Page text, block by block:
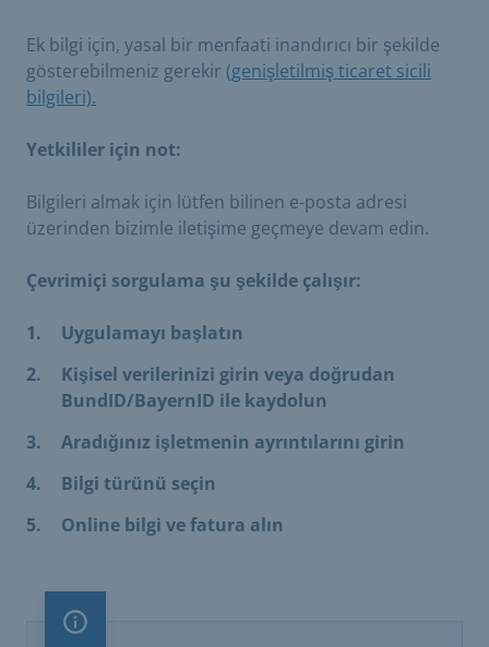
Ek bilgi için, yasal bir menfaati inandırıcı bir şekilde
gösterebilmeniz gerekir (genişletilmiş ticaret sicili
bilgileri).
Yetkililer için not:
Bilgileri almak için lütfen bilinen e-posta adresi
üzerinden bizimle iletişime geçmeye devam edin.
Çevrimiçi sorgulama şu şekilde çalışır:
Uygulamayı başlatın
Kişisel verilerinizi girin veya doğrudan
BundID/BayernID ile kaydolun
Aradığınız işletmenin ayrıntılarını girin
Bilgi türünü seçin
Online bilgi ve fatura alın
Önemli not